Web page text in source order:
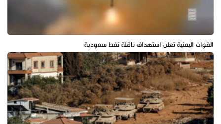
القوات اليمنية تعلن استهداف ناقلة نفط سعودية